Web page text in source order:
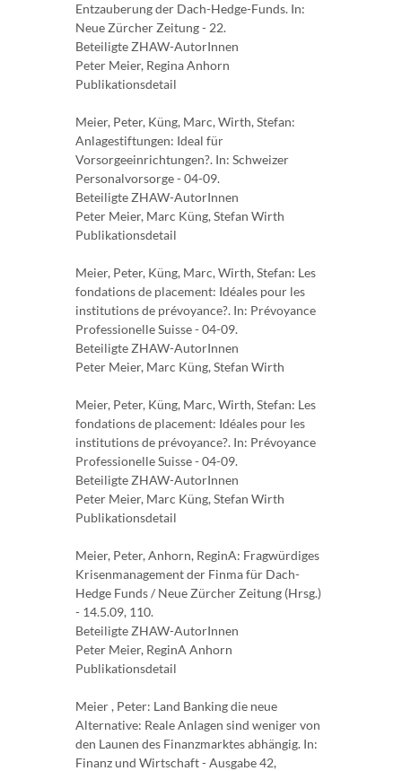
Entzauberung der Dach-Hedge-Funds. In:
Neue Zürcher Zeitung - 22.
Beteiligte ZHAW-AutorInnen
Peter Meier, Regina Anhorn
Publikationsdetail
Meier, Peter, Küng, Marc, Wirth, Stefan:
Anlagestiftungen: Ideal für
Vorsorgeeinrichtungen?. In: Schweizer
Personalvorsorge - 04-09.
Beteiligte ZHAW-AutorInnen
Peter Meier, Marc Küng, Stefan Wirth
Publikationsdetail
Meier, Peter, Küng, Marc, Wirth, Stefan: Les
fondations de placement: Idéales pour les
institutions de prévoyance?. In: Prévoyance
Professionelle Suisse - 04-09.
Beteiligte ZHAW-AutorInnen
Peter Meier, Marc Küng, Stefan Wirth
Meier, Peter, Küng, Marc, Wirth, Stefan: Les
fondations de placement: Idéales pour les
institutions de prévoyance?. In: Prévoyance
Professionelle Suisse - 04-09.
Beteiligte ZHAW-AutorInnen
Peter Meier, Marc Küng, Stefan Wirth
Publikationsdetail
Meier, Peter, Anhorn, ReginA: Fragwürdiges
Krisenmanagement der Finma für Dach-
Hedge Funds / Neue Zürcher Zeitung (Hrsg.)
- 14.5.09, 110.
Beteiligte ZHAW-AutorInnen
Peter Meier, ReginA Anhorn
Publikationsdetail
Meier , Peter: Land Banking die neue
Alternative: Reale Anlagen sind weniger von
den Launen des Finanzmarktes abhängig. In:
Finanz und Wirtschaft - Ausgabe 42,